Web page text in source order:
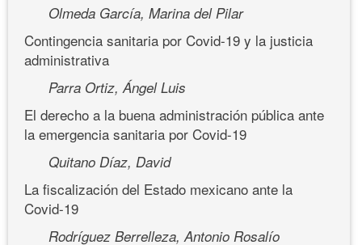
Olmeda García, Marina del Pilar
Contingencia sanitaria por Covid-19 y la justicia
administrativa
Parra Ortiz, Ángel Luis
El derecho a la buena administración pública ante
la emergencia sanitaria por Covid-19
Quitano Díaz, David
La fiscalización del Estado mexicano ante la
Covid-19
Rodríguez Berrelleza, Antonio Rosalío